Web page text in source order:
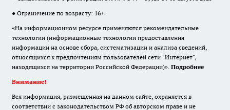
● Ограничение по возрасту: 16+
«На информационном ресурсе применяются рекомендательные
технологии (информационные технологии предоставления
информации на основе сбора, систематизации и анализа сведений,
относящихся к предпочтениям пользователей сети "Интернет",
находящихся на территории Российской Федерации)». Подробнее
Внимание!
Вся информация, размещенная на данном сайте, охраняется в
соответствии с законодательством РФ об авторском праве и не